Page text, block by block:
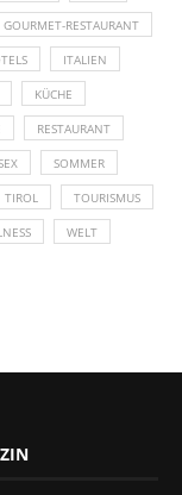
GOURMET-RESTAURANT
ITALIEN
KÜCHE
RESTAURANT
SOMMER
TIROL TOURISMUS
WELT